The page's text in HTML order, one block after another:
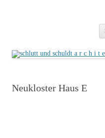
Neukloster Haus E